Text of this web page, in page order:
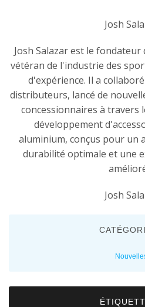
Josh
Josh Salazar est le
vétéran de l'industrie des
d'expérience. Il a
distributeurs, lancé de
concessionnaires à travers
développement
aluminium, conçus pour un
durabilité optimale et une
Josh